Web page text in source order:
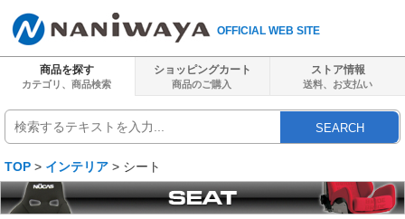
OFFICIAL WEB SITE
商品を探す
カテゴリ、商品検索
ショッピングカート
商品のご購入
ストア情報
送料、 お支払い
SEARCH
TOP > インテリア > シート